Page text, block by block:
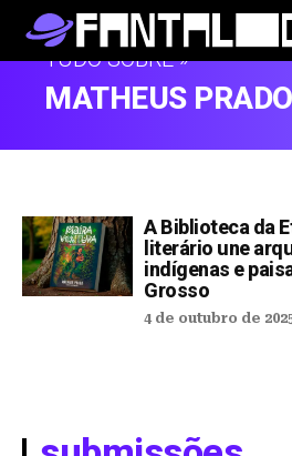
TUDO SOBRE »
MATHEUS
A Biblioteca da
literário une
indígenas e
Grosso
4 de outubro de